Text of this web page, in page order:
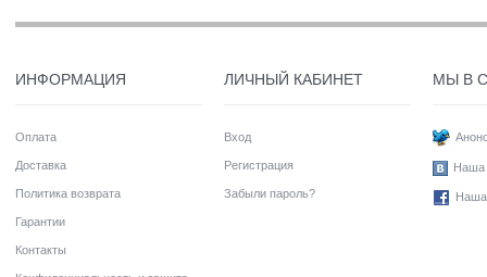
ИНФОРМАЦИЯ
Оплата
Доставка
Политика возврата
Гарантии
Контакты
ЛИЧНЫЙ КАБИНЕТ
Вход
Регистрация
Забыли пароль?
МЫ В
Наша
Наша